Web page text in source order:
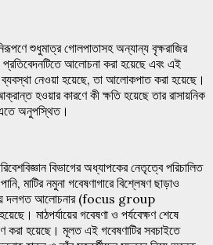
শুধুমাত্র গোলপাতাসহ অন্যান্য বৃক্ষরাজির
প্রতিবেদনটিতে আলোচনা করা হয়েছে এবং এই
নেওয়া হয়েছে, তা আলোকপাত করা হয়েছে।
হওয়ার কারণে কী ক্ষতি হয়েছে তার রাসায়নিক
অনুপস্থিত।
বিভাগের অধ্যাপকের নেতৃত্বে পরিচালিত
মাটির নমুনা গবেষণাগারে বিশ্লেষণ ছাড়াও
বিষয়ে দলগত আলোচনার (focus group
মাঠপর্যায়ের গবেষণা ও পর্যবেক্ষণ শেষে
করা হয়েছে। মূলত এই গবেষণাটির সবচাইতে